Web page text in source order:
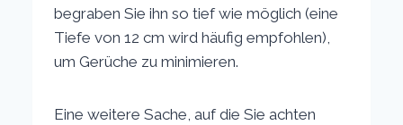
begraben Sie ihn so tief wie möglich (eine
Tiefe von 12 cm wird häufig empfohlen),
um Gerüche zu minimieren.
Eine weitere Sache, auf die Sie achten